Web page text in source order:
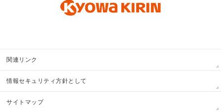
関連リンク
情報セキュリティ方針として
サイトマップ